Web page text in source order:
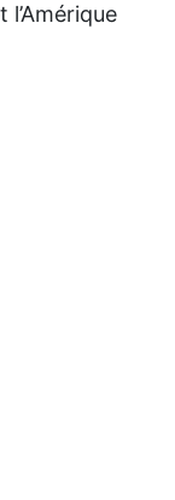
l’Amérique